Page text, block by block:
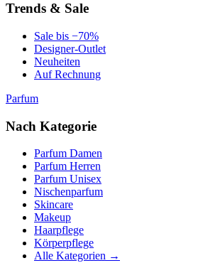
Trends & Sale
Sale bis −70%
Designer-Outlet
Neuheiten
Auf Rechnung
Parfum
Nach Kategorie
Parfum Damen
Parfum Herren
Parfum Unisex
Nischenparfum
Skincare
Makeup
Haarpflege
Körperpflege
Alle Kategorien →